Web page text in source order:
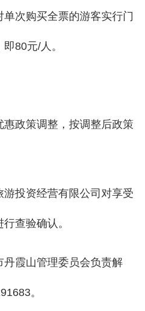
次购买全票的游客实行门
80元/人。
惠政策调整，按调整后政策
游投资经营有限公司对享受
查验确认。
丹霞山管理委员会负责解
。